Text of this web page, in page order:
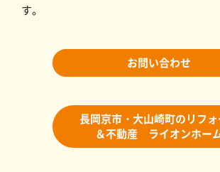
す。
お問い合わせ
長岡京市・大山崎町のリフ
＆不動産 ライオンホー